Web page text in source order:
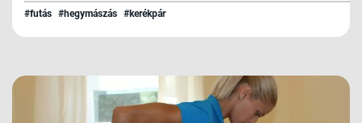
#futás #hegymászás #kerékpár